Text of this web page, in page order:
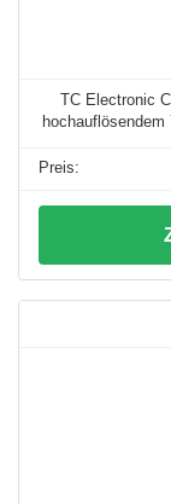
TC Electronic